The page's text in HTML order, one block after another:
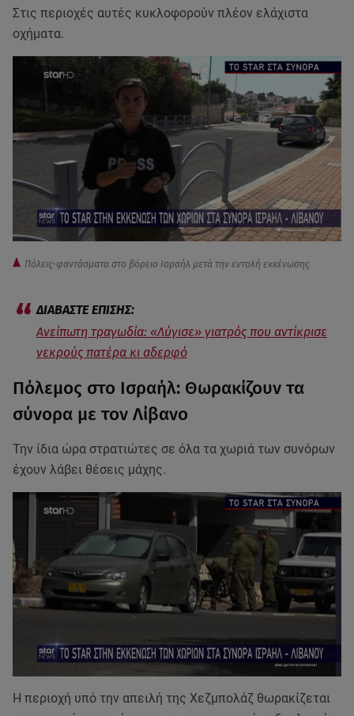
Στις περιοχές αυτές κυκλοφορούν πλέον ελάχιστα
οχήματα.
Πόλεις-φαντάσματα στο βόρειο Ισραήλ μετά την εντολή εκκένωσης
Ανείπωτη τραγωδία: «Λύγισε» γιατρός που αντίκρισε
νεκρούς πατέρα κι αδερφό
Πόλεμος στο Ισραήλ: Θωρακίζουν τα
σύνορα με τον Λίβανο
Την ίδια ώρα στρατιώτες σε όλα τα χωριά των συνόρων
έχουν λάβει θέσεις μάχης.
Η περιοχή υπό την απειλή της Χεζμπολάζ θωρακίζεται